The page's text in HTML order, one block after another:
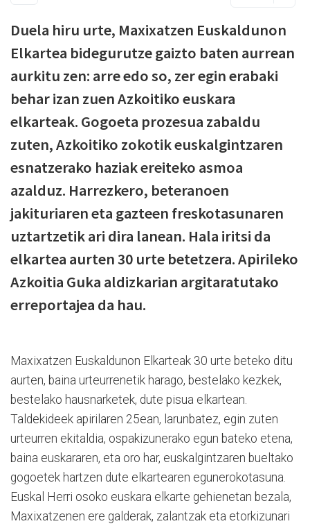
Duela hiru urte, Maxixatzen Euskaldunon
Elkartea bidegurutze gaizto baten aurrean
aurkitu zen: arre edo so, zer egin erabaki
behar izan zuen Azkoitiko euskara
elkarteak. Gogoeta prozesua zabaldu
zuten, Azkoitiko zokotik euskalgintzaren
esnatzerako haziak ereiteko asmoa
azalduz. Harrezkero, beteranoen
jakituriaren eta gazteen freskotasunaren
uztartzetik ari dira lanean. Hala iritsi da
elkartea aurten 30 urte betetzera. Apirileko
Azkoitia Guka aldizkarian argitaratutako
erreportajea da hau.
Maxixatzen Euskaldunon Elkarteak 30 urte beteko ditu
aurten, baina urteurrenetik harago, bestelako kezkek,
bestelako hausnarketek, dute pisua elkartean.
Taldekideek apirilaren 25ean, larunbatez, egin zuten
urteurren ekitaldia, ospakizunerako egun bateko etena,
baina euskararen, eta oro har, euskalgintzaren bueltako
gogoetek hartzen dute elkartearen egunerokotasuna.
Euskal Herri osoko euskara elkarte gehienetan bezala,
Maxixatzenen ere galderak, zalantzak eta etorkizunari